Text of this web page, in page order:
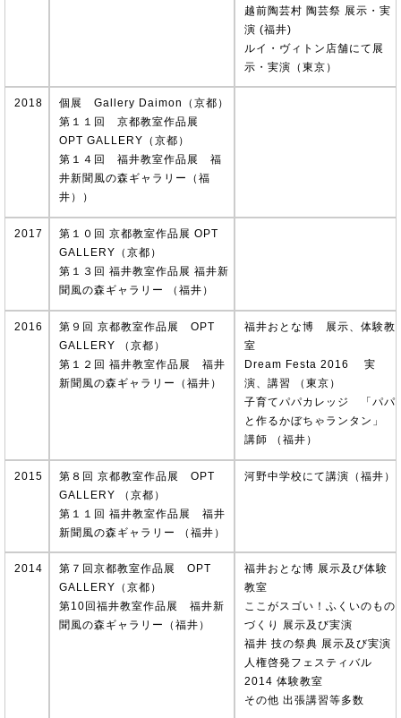
越前陶芸村 陶芸祭 展示・実
演 (福井)
ルイ・ヴィトン店舗にて展
示・実演（東京）
2018
個展 Gallery Daimon（京都）
第１１回 京都教室作品展
OPT GALLERY（京都）
第１４回 福井教室作品展 福
井新聞風の森ギャラリー（福
井））
2017
第１０回 京都教室作品展 OPT
GALLERY（京都）
第１３回 福井教室作品展 福井新
聞風の森ギャラリー （福井）
2016
第９回 京都教室作品展 OPT
GALLERY （京都）
第１２回 福井教室作品展 福井
新聞風の森ギャラリー（福井）
福井おとな博 展示、体験教
室
Dream Festa 2016 実
演、講習 （東京）
子育てパパカレッジ 「パパ
と作るかぼちゃランタン」
講師 （福井）
2015
第８回 京都教室作品展 OPT
GALLERY （京都）
第１１回 福井教室作品展 福井
新聞風の森ギャラリー （福井）
河野中学校にて講演（福井）
2014
第７回京都教室作品展 OPT
GALLERY（京都）
第10回福井教室作品展 福井新
聞風の森ギャラリー（福井）
福井おとな博 展示及び体験
教室
ここがスゴい！ふくいのもの
づくり 展示及び実演
福井 技の祭典 展示及び実演
人権啓発フェスティバル
2014 体験教室
その他 出張講習等多数